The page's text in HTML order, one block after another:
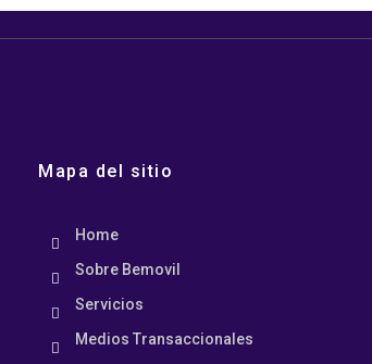
Mapa del sitio
Home
Sobre Bemovil
Servicios
Medios Transaccionales